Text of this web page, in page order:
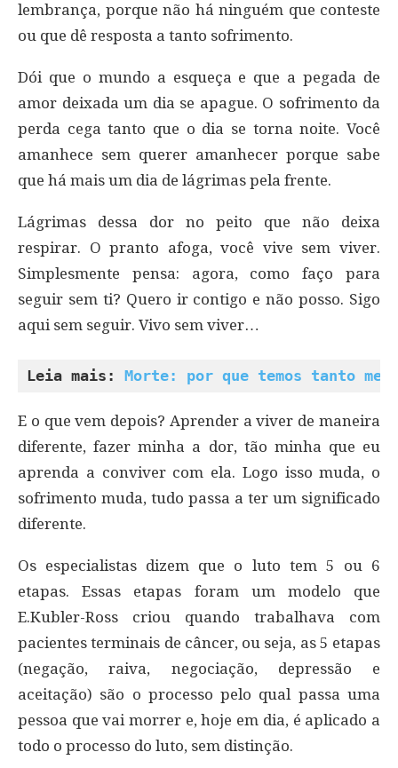
lembrança, porque não há ninguém que conteste
ou que dê resposta a tanto sofrimento.
Dói que o mundo a esqueça e que a pegada de
amor deixada um dia se apague. O sofrimento da
perda cega tanto que o dia se torna noite. Você
amanhece sem querer amanhecer porque sabe
que há mais um dia de lágrimas pela frente.
Lágrimas dessa dor no peito que não deixa
respirar. O pranto afoga, você vive sem viver.
Simplesmente pensa: agora, como faço para
seguir sem ti? Quero ir contigo e não posso. Sigo
aqui sem seguir. Vivo sem viver…
Leia mais: Morte: por que temos tanto
E o que vem depois? Aprender a viver de maneira
diferente, fazer minha a dor, tão minha que eu
aprenda a conviver com ela. Logo isso muda, o
sofrimento muda, tudo passa a ter um significado
diferente.
Os especialistas dizem que o luto tem 5 ou 6
etapas. Essas etapas foram um modelo que
E.Kubler-Ross criou quando trabalhava com
pacientes terminais de câncer, ou seja, as 5 etapas
(negação, raiva, negociação, depressão e
aceitação) são o processo pelo qual passa uma
pessoa que vai morrer e, hoje em dia, é aplicado a
todo o processo do luto, sem distinção.